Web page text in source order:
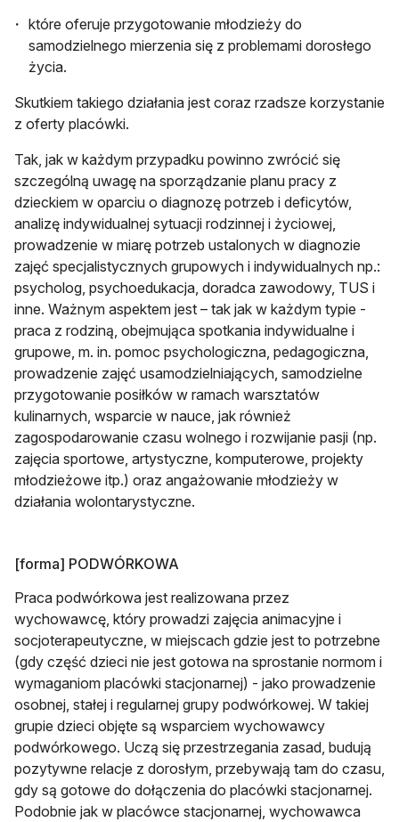
które oferuje przygotowanie młodzieży do
samodzielnego mierzenia się z problemami dorosłego
życia.
Skutkiem takiego działania jest coraz rzadsze korzystanie
z oferty placówki.
Tak, jak w każdym przypadku powinno zwrócić się
szczególną uwagę na sporządzanie planu pracy z
dzieckiem w oparciu o diagnozę potrzeb i deficytów,
analizę indywidualnej sytuacji rodzinnej i życiowej,
prowadzenie w miarę potrzeb ustalonych w diagnozie
zajęć specjalistycznych grupowych i indywidualnych np.:
psycholog, psychoedukacja, doradca zawodowy, TUS i
inne. Ważnym aspektem jest – tak jak w każdym typie -
praca z rodziną, obejmująca spotkania indywidualne i
grupowe, m. in. pomoc psychologiczna, pedagogiczna,
prowadzenie zajęć usamodzielniających, samodzielne
przygotowanie posiłków w ramach warsztatów
kulinarnych, wsparcie w nauce, jak również
zagospodarowanie czasu wolnego i rozwijanie pasji (np.
zajęcia sportowe, artystyczne, komputerowe, projekty
młodzieżowe itp.) oraz angażowanie młodzieży w
działania wolontarystyczne.
[forma] PODWÓRKOWA
Praca podwórkowa jest realizowana przez
wychowawcę, który prowadzi zajęcia animacyjne i
socjoterapeutyczne, w miejscach gdzie jest to potrzebne
(gdy część dzieci nie jest gotowa na sprostanie normom i
wymaganiom placówki stacjonarnej) - jako prowadzenie
osobnej, stałej i regularnej grupy podwórkowej. W takiej
grupie dzieci objęte są wsparciem wychowawcy
podwórkowego. Uczą się przestrzegania zasad, budują
pozytywne relacje z dorosłym, przebywają tam do czasu,
gdy są gotowe do dołączenia do placówki stacjonarnej.
Podobnie jak w placówce stacjonarnej, wychowawca